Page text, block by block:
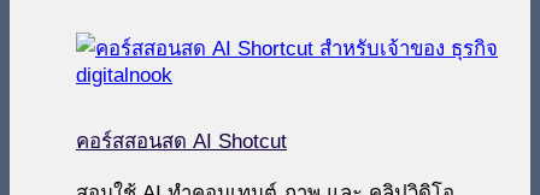
คอร์สสอนสด AI Shotcut